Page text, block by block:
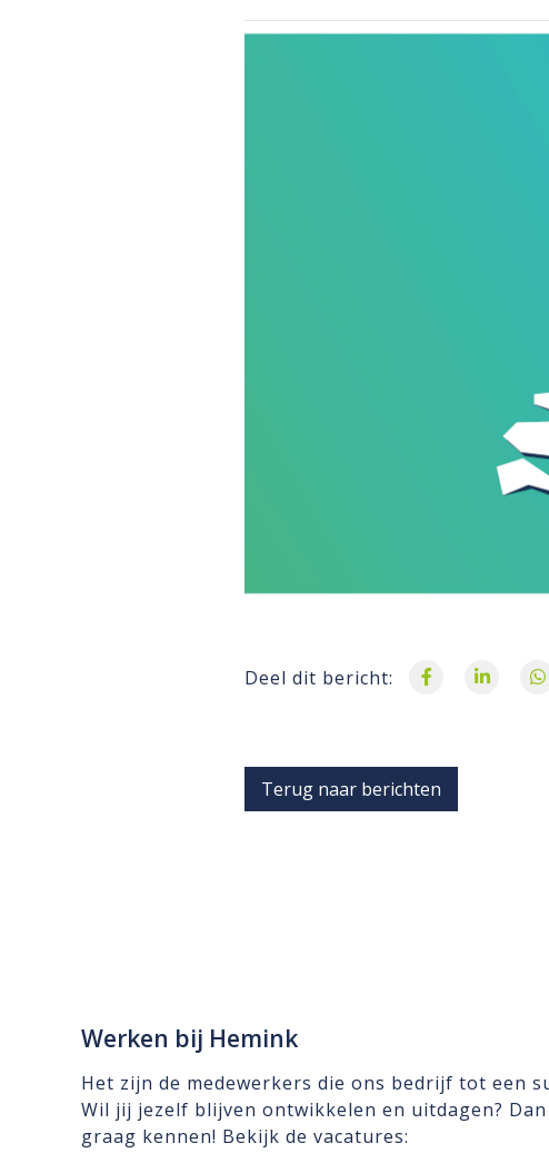
Deel dit bericht:
Terug naar berichten
Werken bij Hemink
Het zijn de medewerkers die ons bedrijf tot een
Wil jij jezelf blijven ontwikkelen en uitdagen?
graag kennen! Bekijk de vacatures: